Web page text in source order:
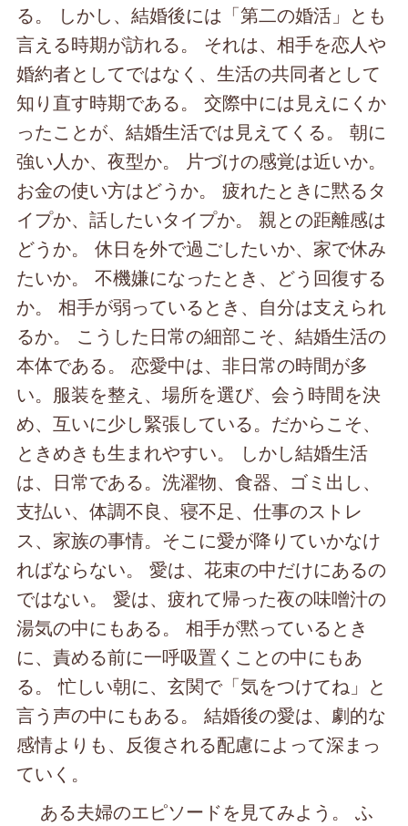
る。 しかし、結婚後には「第二の婚活」とも
言える時期が訪れる。 それは、相手を恋人や
婚約者としてではなく、生活の共同者として
知り直す時期である。 交際中には見えにくか
ったことが、結婚生活では見えてくる。 朝に
強い人か、夜型か。 片づけの感覚は近いか。
お金の使い方はどうか。 疲れたときに黙るタ
イプか、話したいタイプか。 親との距離感は
どうか。 休日を外で過ごしたいか、家で休み
たいか。 不機嫌になったとき、どう回復する
か。 相手が弱っているとき、自分は支えられ
るか。 こうした日常の細部こそ、結婚生活の
本体である。 恋愛中は、非日常の時間が多
い。服装を整え、場所を選び、会う時間を決
め、互いに少し緊張している。だからこそ、
ときめきも生まれやすい。 しかし結婚生活
は、日常である。洗濯物、食器、ゴミ出し、
支払い、体調不良、寝不足、仕事のストレ
ス、家族の事情。そこに愛が降りていかなけ
ればならない。 愛は、花束の中だけにあるの
ではない。 愛は、疲れて帰った夜の味噌汁の
湯気の中にもある。 相手が黙っているとき
に、責める前に一呼吸置くことの中にもあ
る。 忙しい朝に、玄関で「気をつけてね」と
言う声の中にもある。 結婚後の愛は、劇的な
感情よりも、反復される配慮によって深まっ
ていく。
ある夫婦のエピソードを見てみよう。 ふ